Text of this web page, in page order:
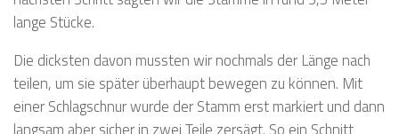
lange Stücke.
Die dicksten davon mussten wir nochmals der Länge nach
teilen, um sie später überhaupt bewegen zu können. Mit
einer Schlagschnur wurde der Stamm erst markiert und dann
langsam aber sicher in zwei Teile zersägt. So ein Schnitt